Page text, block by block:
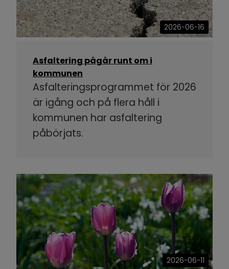
2026-06-16
Asfaltering pågår runt om i
kommunen
Asfalteringsprogrammet för 2026
är igång och på flera håll i
kommunen har asfaltering
påbörjats.
2026-06-11